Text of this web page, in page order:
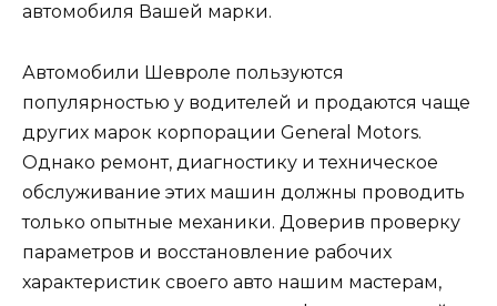
автомобиля Вашей марки.
Автомобили Шевроле пользуются
популярностью у водителей и продаются чаще
других марок корпорации General Motors.
Однако ремонт, диагностику и техническое
обслуживание этих машин должны проводить
только опытные механики. Доверив проверку
параметров и восстановление рабочих
характеристик своего авто нашим мастерам,